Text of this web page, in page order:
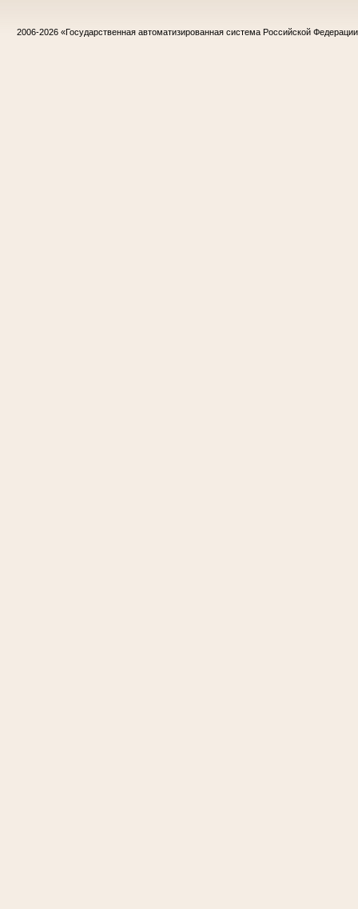
2006-2026 «Государственная автоматизированная система Российской